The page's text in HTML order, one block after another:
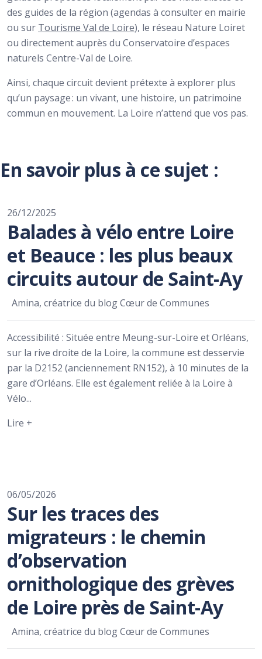
des guides de la région (agendas à consulter en mairie
ou sur Tourisme Val de Loire), le réseau Nature Loiret
ou directement auprès du Conservatoire d’espaces
naturels Centre-Val de Loire.
Ainsi, chaque circuit devient prétexte à explorer plus
qu’un paysage : un vivant, une histoire, un patrimoine
commun en mouvement. La Loire n’attend que vos pas.
En savoir plus à ce sujet :
26/12/2025
Balades à vélo entre Loire
et Beauce : les plus beaux
circuits autour de Saint-Ay
Amina, créatrice du blog Cœur de Communes
Accessibilité : Située entre Meung-sur-Loire et Orléans,
sur la rive droite de la Loire, la commune est desservie
par la D2152 (anciennement RN152), à 10 minutes de la
gare d’Orléans. Elle est également reliée à la Loire à
Vélo...
Lire +
06/05/2026
Sur les traces des
migrateurs : le chemin
d’observation
ornithologique des grèves
de Loire près de Saint-Ay
Amina, créatrice du blog Cœur de Communes